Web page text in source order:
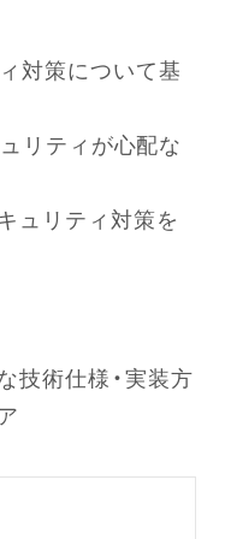
対策について基
リティが心配な
ュリティ対策を
技術仕様・実装方